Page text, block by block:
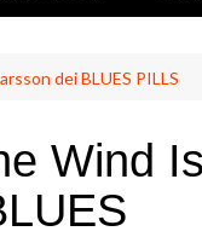
dei BLUES PILLS
Wind Is